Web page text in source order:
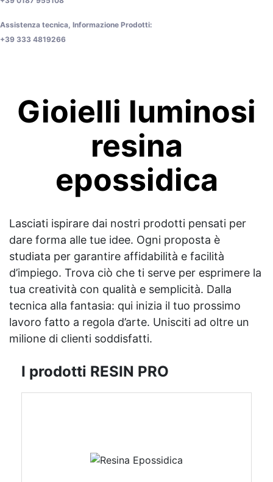
Assistenza tecnica, Informazione Prodotti:
+39 333 4819266
Gioielli luminosi
resina
epossidica
Lasciati ispirare dai nostri prodotti pensati per
dare forma alle tue idee. Ogni proposta è
studiata per garantire affidabilità e facilità
d’impiego. Trova ciò che ti serve per esprimere la
tua creatività con qualità e semplicità. Dalla
tecnica alla fantasia: qui inizia il tuo prossimo
lavoro fatto a regola d’arte. Unisciti ad oltre un
milione di clienti soddisfatti.
I prodotti RESIN PRO